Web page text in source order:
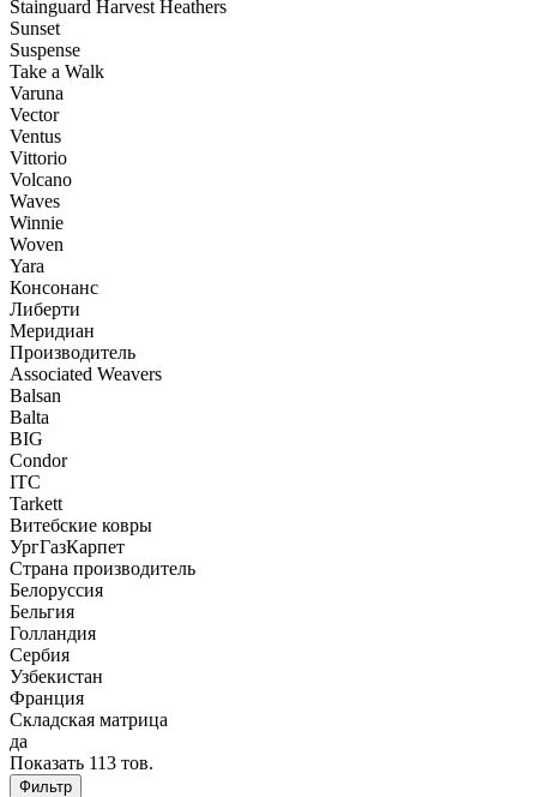
Stainguard Harvest Heathers
Sunset
Suspense
Take a Walk
Varuna
Vector
Ventus
Vittorio
Volcano
Waves
Winnie
Woven
Yara
Консонанс
Либерти
Меридиан
Производитель
Associated Weavers
Balsan
Balta
BIG
Condor
ITC
Tarkett
Витебские ковры
УргГазКарпет
Страна производитель
Белоруссия
Бельгия
Голландия
Сербия
Узбекистан
Франция
Складская матрица
да
Показать 113 тов.
Фильтр